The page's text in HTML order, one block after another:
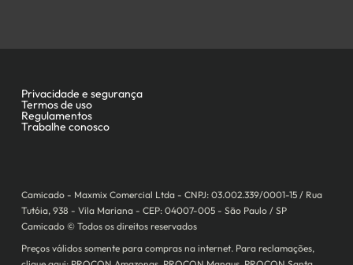
Camicado - Maxmix Comercial Ltda - CNPJ: 03.002.339/0001-15 / Rua
Tutóia, 938 - Vila Mariana - CEP: 04007-005 - São Paulo / SP
Camicado © Todos os direitos reservados
Preços válidos somente para compras na internet. Para reclamações,